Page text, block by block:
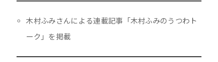
木村ふみさんによる連載記事「木村ふみのうつわト
ーク」を掲載